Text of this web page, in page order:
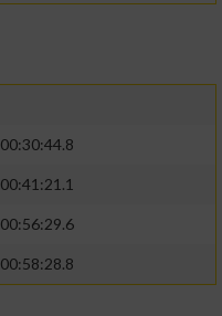
00:30:44.8
00:41:21.1
00:56:29.6
00:58:28.8